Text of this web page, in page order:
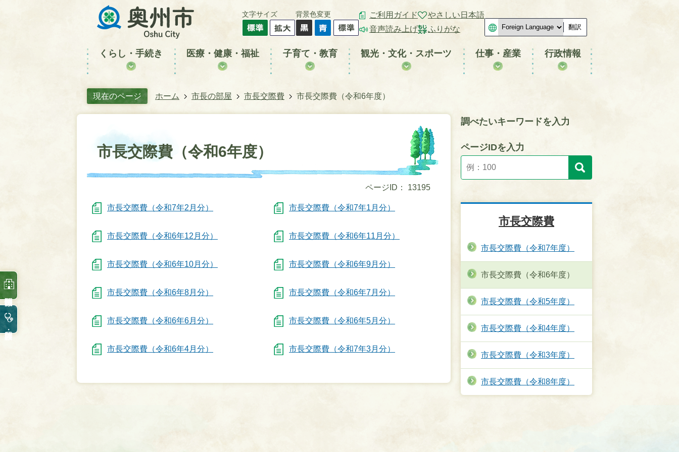
文字サイズ 背景色変更
ご利用ガイド
音声読み上げ
やさしい日本語
ふりがな
翻訳
くらし・手続き 医療・健康・福祉 子育て・教育 観光・文化・スポーツ 仕事・産業 行政情報
現在のページ ホーム 市長の部屋 市長交際費 市長交際費（令和6年度）
市長交際費（令和6年度）
ページID： 13195
市長交際費（令和7年2月分） 市長交際費（令和7年1月分）
市長交際費（令和6年12月分） 市長交際費（令和6年11月分）
市長交際費（令和6年10月分） 市長交際費（令和6年9月分）
市長交際費（令和6年8月分） 市長交際費（令和6年7月分）
市長交際費（令和6年6月分） 市長交際費（令和6年5月分）
市長交際費（令和6年4月分） 市長交際費（令和7年3月分）
調べたいキーワードを入力
ページIDを入力
市長交際費
市長交際費（令和7年度）
市長交際費（令和6年度）
市長交際費（令和5年度）
市長交際費（令和4年度）
市長交際費（令和3年度）
市長交際費（令和8年度）